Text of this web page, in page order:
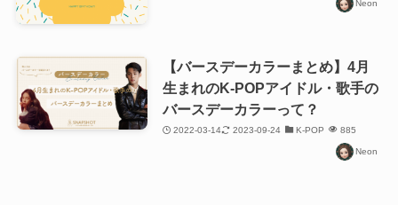
Neon
【バースデーカラーまとめ】4月
生まれのK-POPアイドル・歌手の
バースデーカラーって？
2022-03-14 2023-09-24 K-POP 885
Neon